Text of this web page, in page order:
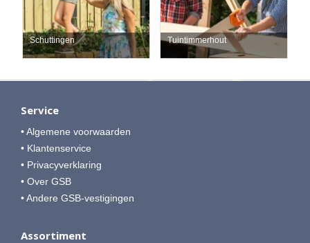
Schuttingen Tuintimmerhout
Service
• Algemene voorwaarden
• Klantenservice
• Privacyverklaring
• Over GSB
• Andere GSB-vestigingen
Assortiment